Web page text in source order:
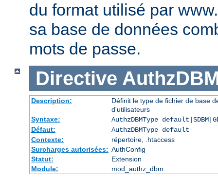
du format utilisé par
sa base de données
mots de passe.
Directive
Description:
Définit le type de fichier de base
d'utilisateurs
Syntaxe:
AuthzDBMType
Défaut:
AuthzDBMType default
Contexte:
répertoire, .htaccess
Surcharges autorisées: AuthConfig
Statut:
Extension
Module:
mod_authz_dbm